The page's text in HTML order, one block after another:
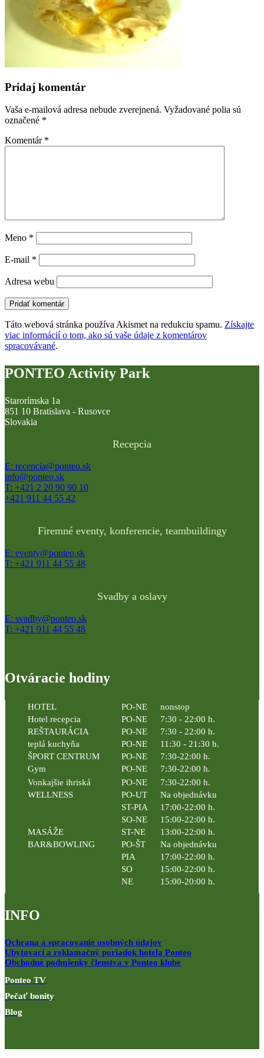
Pridaj komentár
Vaša e-mailová adresa nebude zverejnená. Vyžadované polia sú
označené *
Komentár *
Meno *
E-mail *
Adresa webu
Táto webová stránka používa Akismet na redukciu spamu. Získajte
viac informácií o tom, ako sú vaše údaje z komentárov
spracovávané.
PONTEO Activity Park
Starorímska 1a
851 10 Bratislava - Rusovce
Slovakia
Recepcia
E: recepcia@ponteo.sk
info@ponteo.sk
T: +421 2 20 90 90 10
+421 911 44 55 42
Firemné eventy, konferencie, teambuildingy
E: eventy@ponteo.sk
T: +421 911 44 55 48
Svadby a oslavy
E: svadby@ponteo.sk
T: +421 911 44 55 48
Otváracie hodiny
HOTEL PO-NE
nonstop
Hotel recepcia
PO-NE
7:30 - 22:00 h.
REŠTAURÁCIA
PO-NE
7:30 - 22:00 h.
teplá kuchyňa
PO-NE
11:30 - 21:30 h.
ŠPORT CENTRUM
PO-NE
7:30-22:00 h.
Gym
PO-NE
7:30-22:00 h.
Vonkajšie ihriská
PO-NE
7:30-22:00 h.
WELLNESS
PO-UT
Na objednávku
ST-PIA
17:00-22:00 h.
SO-NE
15:00-22:00 h.
MASÁŽE
ST-NE
13:00-22:00 h.
BAR&BOWLING
PO-ŠT
Na objednávku
PIA
17:00-22:00 h.
SO
15:00-22:00 h.
NE
15:00-20:00 h.
INFO
Ochrana a spracovanie osobných údajov
Ubytovací a reklamačný poriadok hotela Ponteo
Obchodné podmienky členstva v Ponteo klube
Ponteo TV
Pečať bonity
Blog